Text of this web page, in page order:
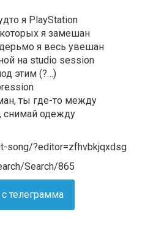
я PlayStation
я замешан
я весь увешан
на studio session
этим (?…)
ты где-то между
снимай одежду
song/?editor=zfhvbkjqxdsg
Search/865
телеграмма